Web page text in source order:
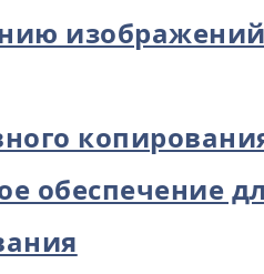
изображений
обеспечение